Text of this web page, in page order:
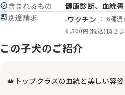
check_circle含まれるもの
健康診断、血統
receipt_long 別途請求 ワクチン
： 6種
6,500円(税込)頂き
この子犬のご紹介
👑トップクラスの血統と美しい容